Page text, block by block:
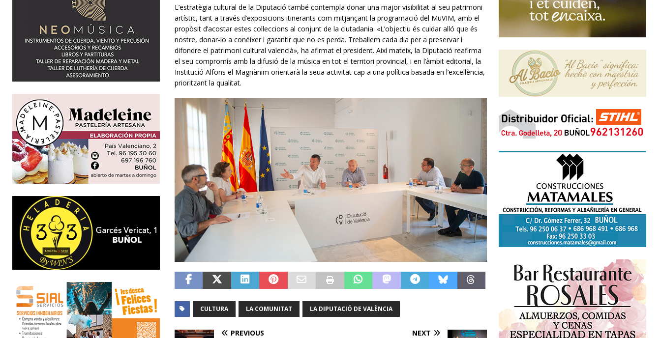
L’estratègia cultural de la Diputació també contempla donar una major visibilitat al seu patrimoni
artístic, tant a través d’exposicions itinerants com mitjançant la programació del MuVIM, amb el
propòsit d’acostar estes col·leccions al conjunt de la ciutadania. «L’objectiu és cuidar alló que és
nostre, donar-lo a conéixer i garantir que no es perda. Treballem cada dia per a preservar i
difondre el patrimoni cultural valencià», ha afirmat el president. Així mateix, la Diputació reafirma
el seu compromís amb la difusió de la música en tot el territori provincial, i en l’àmbit editorial, la
Institució Alfons el Magnànim orientarà la seua activitat cap a una política basada en l’excel·lència,
prioritzant la qualitat.
CULTURA LA COMUNITAT LA DIPUTACIÓ DE VALÈNCIA
PREVIOUS NEXT